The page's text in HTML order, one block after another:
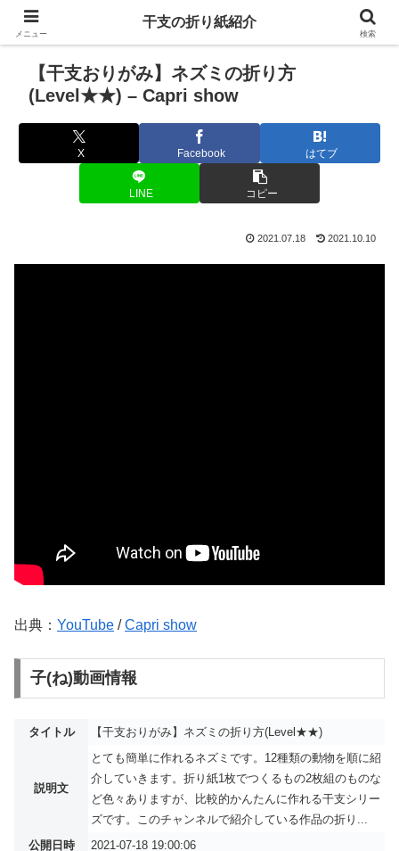
【干支おりがみ】ネズミの折り方
(Level★★) – Capri show
X Facebook はてブ
LINE コピー
2021.07.18 2021.10.10
出典： YouTube /Capri show
子(ね)動画情報
タイトル 【干支おりがみ】ネズミの折り方(Level★★)
説明文
とても簡単に作れるネズミです。12種類の動物を順に紹
介していきます。折り紙1枚でつくるもの2枚組のものな
ど色々ありますが、比較的かんたんに作れる干支シリー
ズです。このチャンネルで紹介している作品の折り...
公開日時
2021-07-18 19:00:06
メニュー
干支の折り紙紹介
検索